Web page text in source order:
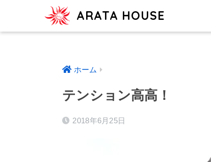
ARATA HOUSE
ホーム
テンション高高！
2018年6月25日